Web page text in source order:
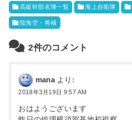
高級幹部名簿一覧 海上自衛隊
陸海空・将補
2件のコメント
mana より:
2018年3月19日 9:57 AM
おはようございます